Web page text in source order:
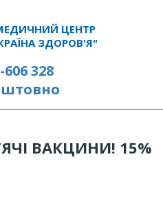
ЦЕНТР
ЗДОРОВ'Я"
606 328
ВАКЦИНИ! 15%